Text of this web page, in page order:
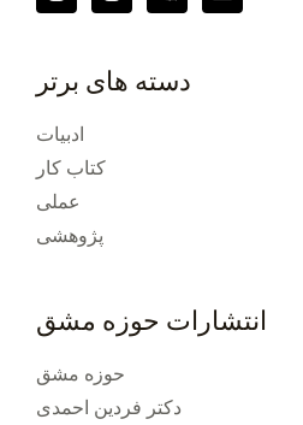
دسته های برتر
ادبیات
کتاب کار
عملی
پژوهشی
انتشارات حوزه مشق
حوزه مشق
دکتر فردین احمدی